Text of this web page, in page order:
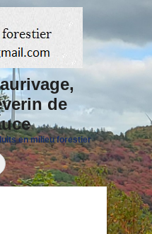
de
en milieu forestier
Facebook